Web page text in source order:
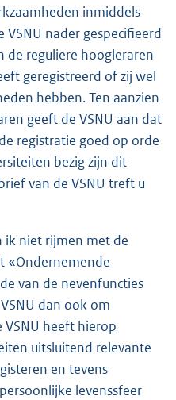
inmiddels
VSNU nader gespecifieerd
de reguliere hoogleraren
geregistreerd of zij wel
hebben. Ten aanzien
geeft de VSNU aan dat
registratie goed op orde
bezig zijn dit
van de VSNU treft u
ik niet rijmen met de
«Ondernemende
van de nevenfuncties
dan ook om
VSNU heeft hierop
uitsluitend relevante
en tevens
levenssfeer